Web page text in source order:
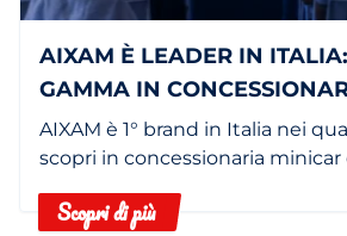
AIXAM È LEADER IN
GAMMA IN
AIXAM è 1° brand in Italia nei
scopri in concessionaria
Scopri di più